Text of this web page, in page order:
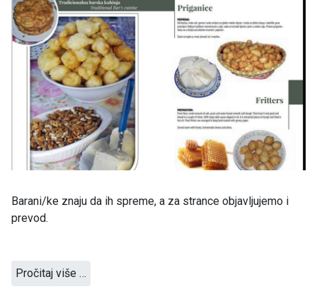
Barani/ke znaju da ih spreme, a za strance objavljujemo i
prevod.
Pročitaj više …